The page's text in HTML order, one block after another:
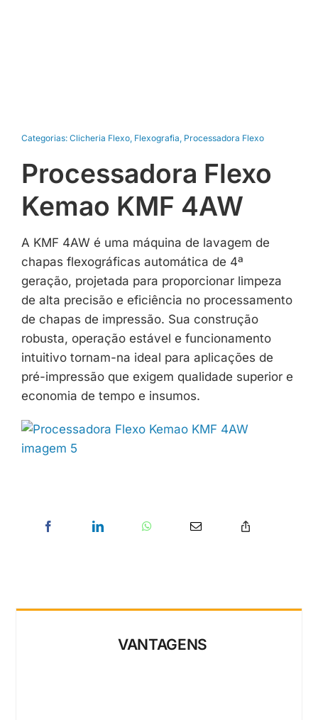
Categorias: Clicheria Flexo, Flexografia Processadora Flexo
Processadora Flexo
Kemao KMF 4AW
A KMF 4AW é uma máquina de lavagem de
chapas flexográficas automática de 4ª
geração, projetada para proporcionar limpeza
de alta precisão e eficiência no processamento
de chapas de impressão. Sua construção
robusta, operação estável e funcionamento
intuitivo tornam-na ideal para aplicações de
pré-impressão que exigem qualidade superior e
economia de tempo e insumos.
VANTAGENS